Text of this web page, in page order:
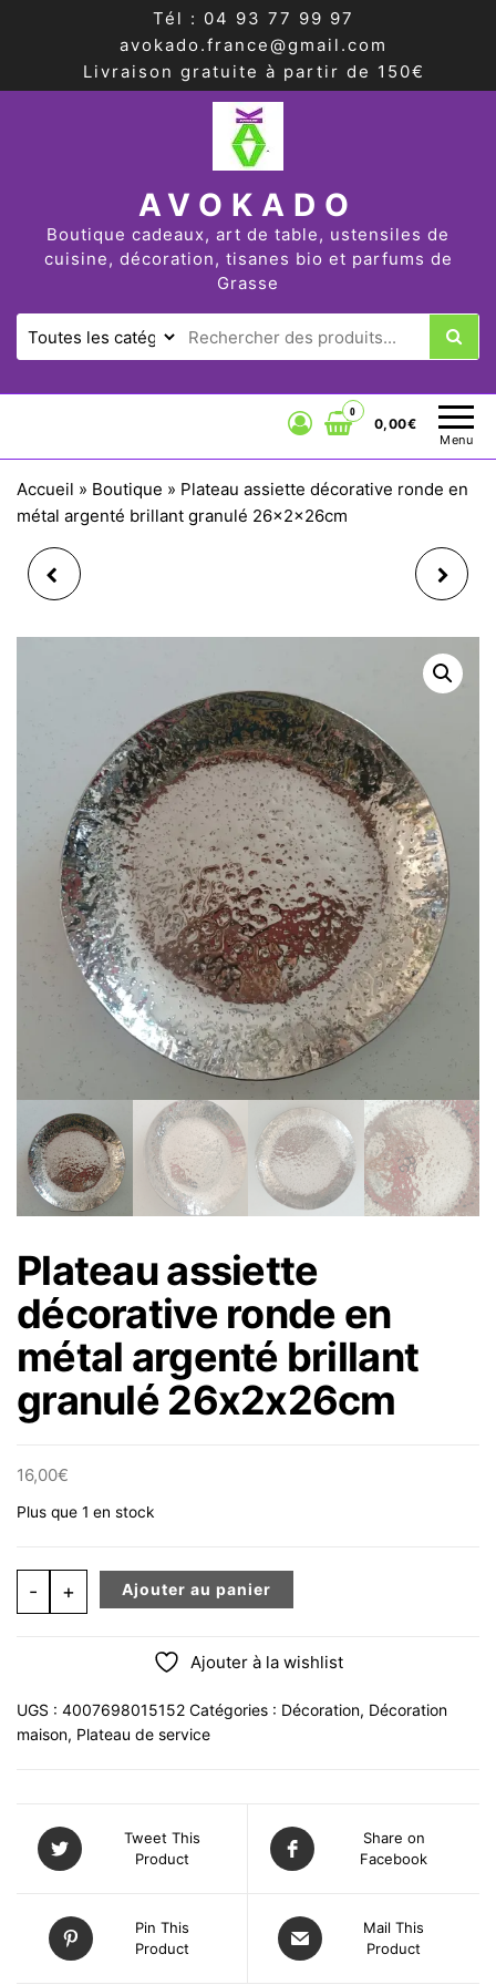
Tél : 04 93 77 99 97
avokado.france@gmail.com
Livraison gratuite à partir de 150€
AVOKADO
Boutique cadeaux, art de table, ustensiles de
cuisine, décoration, tisanes bio et parfums de
Grasse
Menu
0
0,00€
Accueil » Boutique » Plateau assiette décorative ronde en
métal argenté brillant granulé 26x2x26cm
ROUGE EN CÉRAMIQUE
18X11X16CM
MÉTAL ARGENTÉ DORÉ
MAT GRANULÉ
26X2X26CM
Plateau assiette
décorative ronde en
métal argenté brillant
granulé 26x2x26cm
16,00€
Plus que 1 en stock
- quantité de Plateau assiette décorative ronde en
+ Ajouter au panier
Ajouter à la wishlist
UGS : 4007698015152 Catégories : Décoration, Décoration
maison, Plateau de service
Tweet This
Product
Share on
Facebook
Pin This
Product
Mail This
Product